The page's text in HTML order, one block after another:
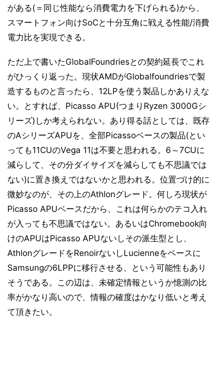
がある(＝同じ性能なら消費電力を下げられる)から、
スマートフォン向けSoCと十分互角に戦える性能/消費
電力比を実現できる。
ただ上で書いたGlobalFoundriesとの契約延長でこれ
がひっくり返った。現状AMDがGlobalfoundriesで製
造するものと言ったら、12LPを使う製品しかありえな
い。とすれば、Picasso APU(つまりRyzen 3000Gシ
リーズ)しか考えられない。あり得る話としては、既存
のAシリーズAPUを、全部Picassoベースの製品(とい
っても11CUのVega 11は不要と思われる。6～7CUに
減らして、その分ダイサイズを減らしても不思議では
ない)に置き換えではないかと思われる。位置づけ的に
微妙なのが、その上のAthlonグレード。何しろ現状が
Picasso APUベースだから、これは何らかのテコ入れ
が入っても不思議ではない。あるいはChromebook向
けのAPUはPicasso APUないしその派生型とし、
AthlonグレードをRenoirないしLucienneをベースに
Samsungの6LPPに移行させる、という可能性もあり
そうである。この辺は、未確定情報というか憶測の比
率がかなり高いので、情報の確度はかなり低いと考え
て頂きたい。